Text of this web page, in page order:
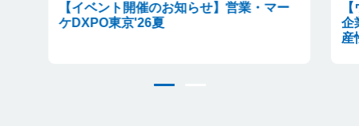
【イベント開催のお知らせ】営業・マー
ケDXPO東京'26夏
企
産